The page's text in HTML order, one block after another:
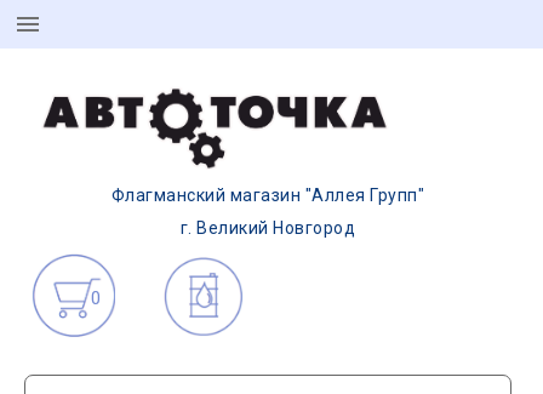
Флагманский магазин "Аллея Групп"
г. Великий Новгород
0